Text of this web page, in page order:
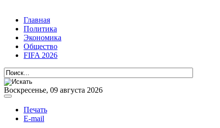
Главная
Политика
Экономика
Общество
FIFA 2026
Воскресенье, 09 августа 2026
Печать
E-mail